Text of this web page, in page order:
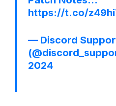
https://t.co/
— Discord
2024